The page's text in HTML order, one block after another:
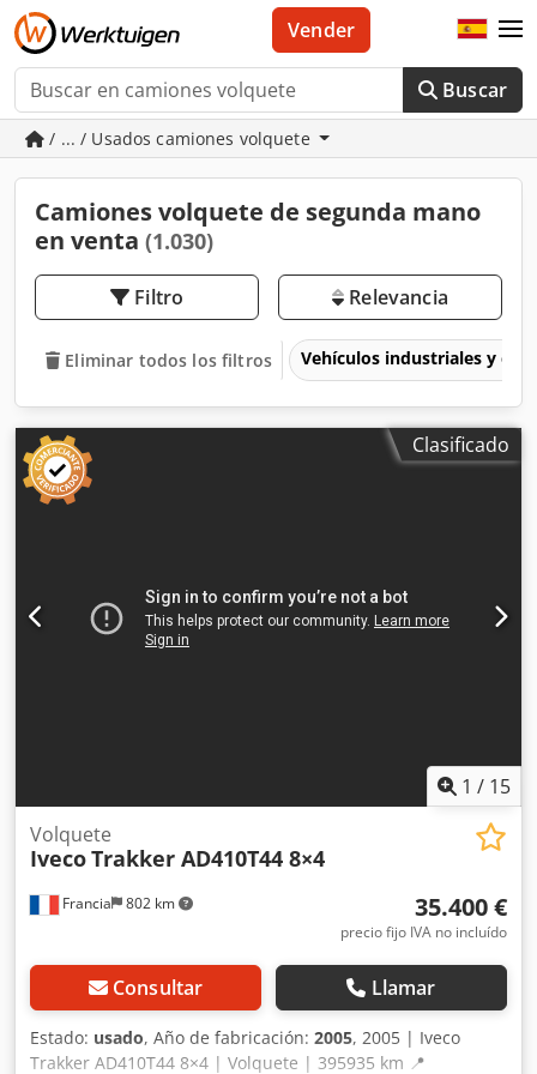
Buscar
Vender
/ ... / Usados camiones volquete
Camiones volquete de segunda mano
en venta (1.030)
Filtro Relevancia
Eliminar todos los filtros Vehículos industriales y
Clasificado
1 / 15
Francia 802 km
Volquete
IvecoTrakker AD410T44 8×4
35.400 €
precio fijo IVA no incluído
Consultar Llamar
Estado: usado, Año de fabricación: 2005, 2005 | Iveco
Trakker AD410T44 8×4 | Volquete | 395935 km 📍